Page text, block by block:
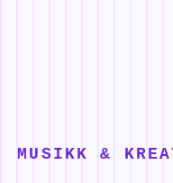
MUSIKK &